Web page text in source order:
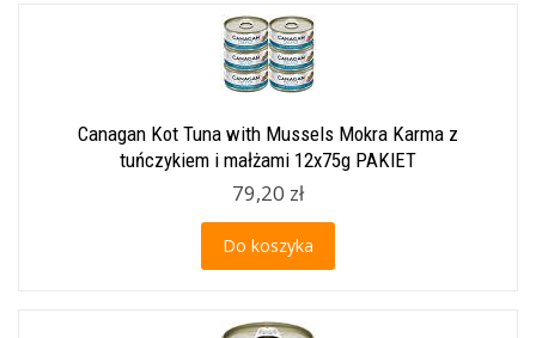
Canagan Kot Tuna with Mussels Mokra Karma z
tuńczykiem i małżami 12x75g PAKIET
79,20 zł
Do koszyka